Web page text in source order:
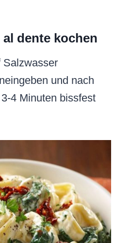
dente kochen
Salzwasser
und nach
4 Minuten bissfest